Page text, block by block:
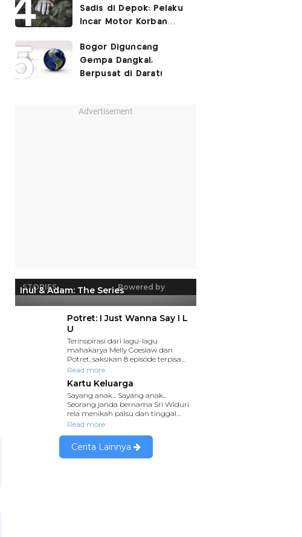
Sadis di Depok: Pelaku
Incar Motor Korban
Bogor Diguncang
Gempa Dangkal,
Berpusat di Darat!
Advertisement